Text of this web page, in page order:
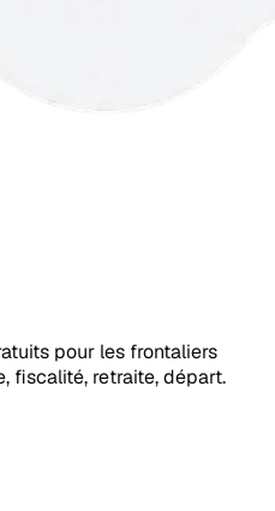
pour les frontaliers
fiscalité, retraite, départ.